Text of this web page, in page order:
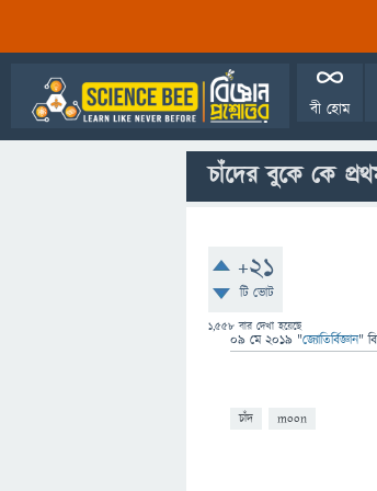
বী হোম
চাঁদের বুকে কে
+21
টি ভোট
1,558 বার দেখা হয়েছে
09 মে 2019 "জ্যোতির্বিজ্ঞান"
চাঁদ moon